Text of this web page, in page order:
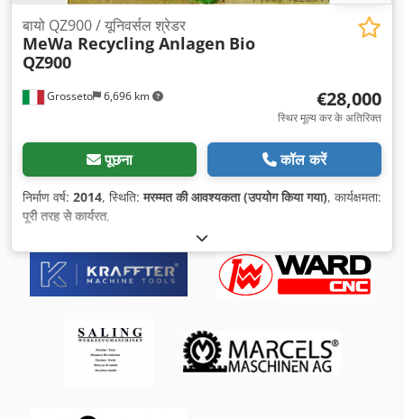
Grosseto 6,696 km
बायो QZ900 / यूनिवर्सल श्रेडर
MeWa Recycling Anlagen Bio
QZ900
€28,000
स्थिर मूल्य कर के अतिरिक्त
पूछना कॉल करें
निर्माण वर्ष: 2014, स्थिति:मरम्मत की आवश्यकता (उपयोग किया गया), कार्यक्षमता:
पूरी तरह से कार्यरत,